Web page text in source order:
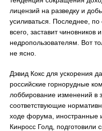
лицензий на разведку и
усиливаться. Последнее, по
всего, заставит чиновников
недропользователям. Вот
не ясно.
Дэвид Кокс для ускорения
российские горнорудные
лоббирование изменений в
соответствующие
ходе форума, иностранные
Кинросс Голд, подготовили